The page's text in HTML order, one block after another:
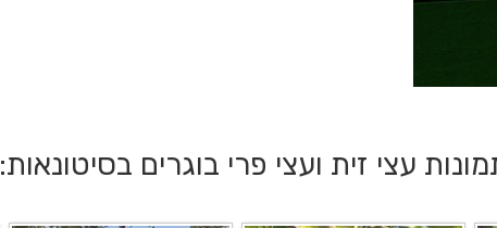
עצי זית ועצי פרי בוגרים בסיטונאות: